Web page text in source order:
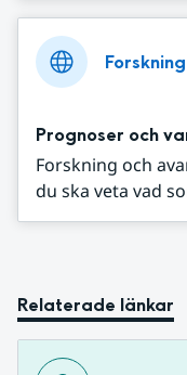
Prognoser och
Forskning och
du ska veta vad
Relaterade länkar